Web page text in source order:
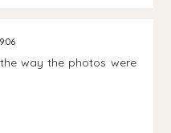
way the photos were